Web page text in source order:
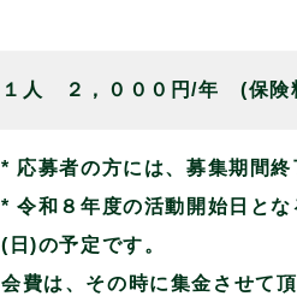
１人 ２，０００円/年 (保険
* 応募者の方には、募集期間
* 令和８年度の活動開始日と
(日)の予定です。
会費は、その時に集金させて